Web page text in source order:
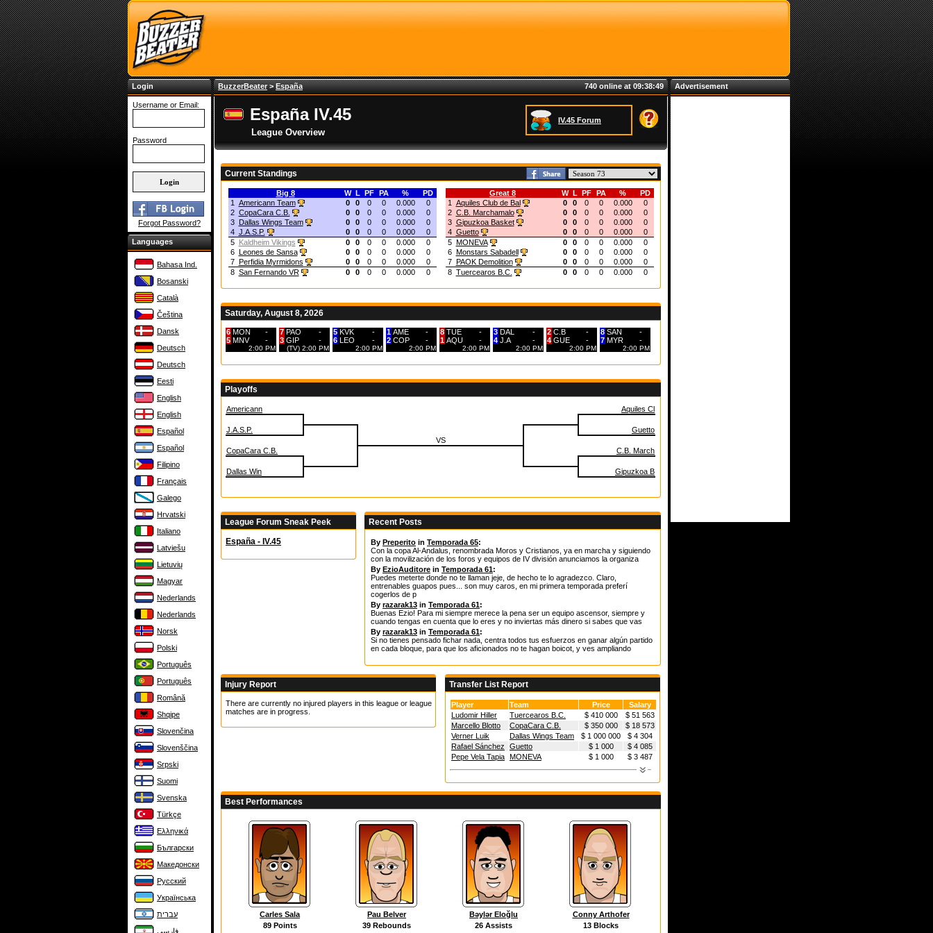
Login
Username or Email:
Password
Forgot Password?
Languages
Bahasa Ind.
Bosanski
Català
Čeština
Dansk
Deutsch
Deutsch
Eesti
English
English
Español
Español
Filipino
Français
Galego
Hrvatski
Italiano
Latviešu
Lietuvių
Magyar
Nederlands
Nederlands
Norsk
Polski
Português
Português
Română
Shqipe
Slovenčina
Slovenščina
Srpski
Suomi
Svenska
Türkçe
Ελληνικά
Български
Македонски
Русский
Українська
עברית
فارسی
BuzzerBeater> España 740 online at 09:38:49
España IV.45
League Overview
IV.45 Forum
Current Standings
Big 8 W L PF PA %
PD
1
Americann Team 0 0 0 0 0.000
0
2 CopaCara C.B. 0 0 0 0 0.000
0
3 Dallas Wings Team 0 0 0 0 0.000
0
4 J.A.S.P. 0 0 0 0 0.000
0
5 Kaldheim Vikings 0 0 0 0 0.000
0
6 Leones de Sansa 0 0 0 0 0.000
0
7 Perfidia Myrmidons 0 0 0 0 0.000
0
8 San Fernando VR 0 0 0 0 0.000 0
Great 8 W L PF PA %
PD
1
Aquiles Club de Bal 0 0 0 0 0.000
0
2 C.B. Marchamalo 0 0 0 0 0.000
0
3 Gipuzkoa Basket 0 0 0 0 0.000
0
4 Guetto 0 0 0 0 0.000
0
5 MONEVA 0 0 0 0 0.000
0
6 Monstars Sabadell 0 0 0 0 0.000
0
7 PAOK Demolition 0 0 0 0 0.000
0
8 Tuercearos B.C. 0 0 0 0 0.000 0
Saturday, August 8, 2026
6 MON
-
5 MNV -
2:00 PM
7 PAO
-
3 GIP -
(TV) 2:00 PM
5 KVK
-
6 LEO -
2:00 PM
1 AME
-
2 COP -
2:00 PM
8 TUE
-
1 AQU -
2:00 PM
3 DAL
-
4 J.A -
2:00 PM
2 C.B
-
4 GUE -
2:00 PM
8 SAN
-
7 MYR -
2:00 PM
Playoffs
Americann Aquiles Cl
J.A.S.P.
Guetto
VS
CopaCara C.B.
C.B. March
Dallas Win Gipuzkoa B
League Forum Sneak Peek
España - IV.45
Recent Posts
By Preperito in Temporada 65:
Con la copa Al-Andalus, renombrada Moros y Cristianos, ya en marcha y siguiendo
con la movilización de los foros y equipos de IV división anunciamos la organiza
By EzioAuditore in Temporada 61:
Puedes meterte donde no te llaman jeje, de hecho te lo agradezco. Claro,
entrenables guapos pues... son muy caros, en mi primera temporada preferí
cogerlos de p
By razarak13 in Temporada 61:
Buenas Ezio! Para mi siempre merece la pena ser un equipo ascensor, siempre y
cuando tengas en cuenta que lo eres y no inviertas más dinero si sabes que vas
By razarak13 in Temporada 61:
Si no tienes pensado fichar nada, centra todos tus esfuerzos en ganar algún partido
en cada bloque, para que los aficionados no te hagan boicot, y ves ampliando
Injury Report
There are currently no injured players in this league or league
matches are in progress.
Transfer List Report
Player Team Price
Salary
Ludomir Hiller
Tuercearos B.C. $ 410 000
$ 51 563
Marcello Blotto
CopaCara C.B. $ 350 000
$ 18 573
Verner Luik
Dallas Wings Team $ 1 000 000
$ 4 304
Rafael Sánchez
Guetto $ 1 000
$ 4 085
Pepe Vela Tapia MONEVA $ 1 000 $ 3 487
Best Performances
Carles Sala
89 Points
Pau Belver
39 Rebounds
Bəylər Eloğlu
26 Assists
Conny Arthofer
13 Blocks
Advertisement